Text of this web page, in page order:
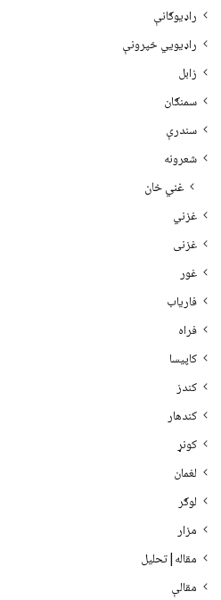
راډیوګانې
راډیويي خپرونې
زابل
سمنګان
سندرې
شعرونه
غني خان
غزني
غزنی
غور
فاریاب
فراه
کاپیسا
کندز
کندهار
کونړ
لغمان
لوګر
مزار
مقاله|تحلیل
مقالې